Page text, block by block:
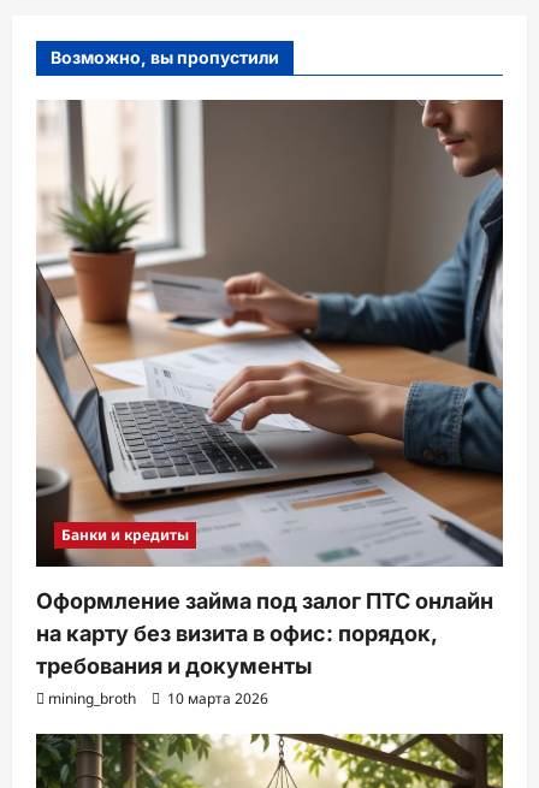
Возможно, вы пропустили
Банки и кредиты
Оформление займа под залог ПТС онлайн
на карту без визита в офис: порядок,
требования и документы
mining_broth 10 марта 2026